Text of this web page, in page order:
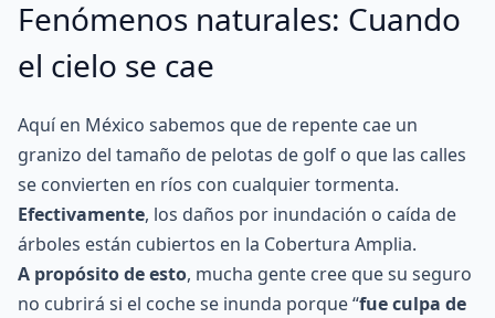
Fenómenos naturales: Cuando
el cielo se cae
Aquí en México sabemos que de repente cae un
granizo del tamaño de pelotas de golf o que las calles
se convierten en ríos con cualquier tormenta.
Efectivamente, los daños por inundación o caída de
árboles están cubiertos en la Cobertura Amplia.
A propósito de esto, mucha gente cree que su seguro
no cubrirá si el coche se inunda porque “fue culpa de